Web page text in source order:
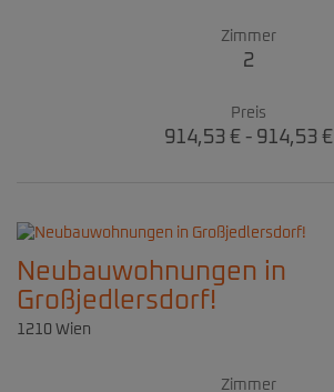
Zimmer
2
Preis
914,53 € - 914,53 €
Neubauwohnungen in
Großjedlersdorf!
1210 Wien
Zimmer